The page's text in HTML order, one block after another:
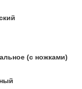
(с ножками)